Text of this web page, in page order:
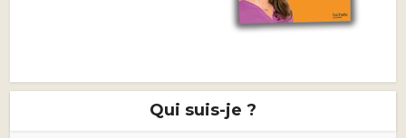
Qui suis-je ?